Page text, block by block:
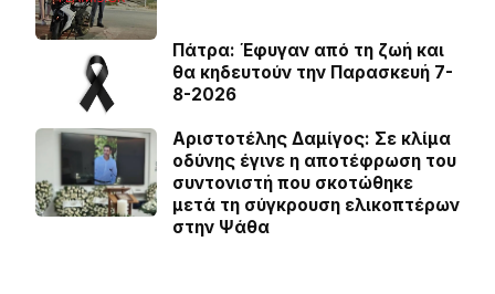
Πάτρα: Έφυγαν από τη ζωή και
θα κηδευτούν την Παρασκευή 7-
8-2026
Αριστοτέλης Δαμίγος: Σε κλίμα
οδύνης έγινε η αποτέφρωση του
συντονιστή που σκοτώθηκε
μετά τη σύγκρουση ελικοπτέρων
στην Ψάθα